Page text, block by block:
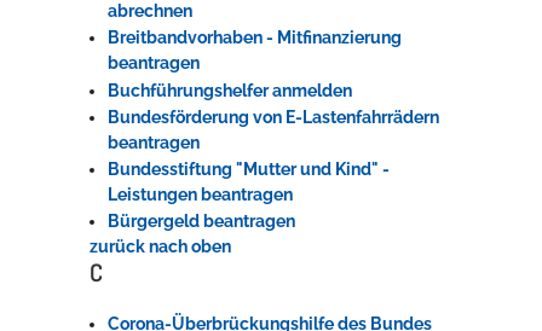
abrechnen
Breitbandvorhaben - Mitfinanzierung
beantragen
Buchführungshelfer anmelden
Bundesförderung von E-Lastenfahrrädern
beantragen
Bundesstiftung "Mutter und Kind" -
Leistungen beantragen
Bürgergeld beantragen
zurück nach oben
C
Corona-Überbrückungshilfe des Bundes